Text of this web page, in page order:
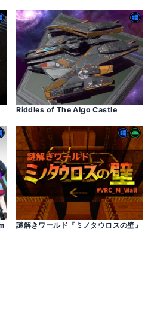
Riddles of The Algo Castle
謎解きワールド『ミノタウロスの壁』